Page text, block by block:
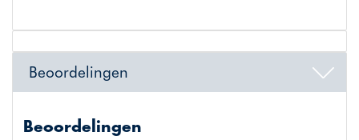
Beoordelingen
Beoordelingen